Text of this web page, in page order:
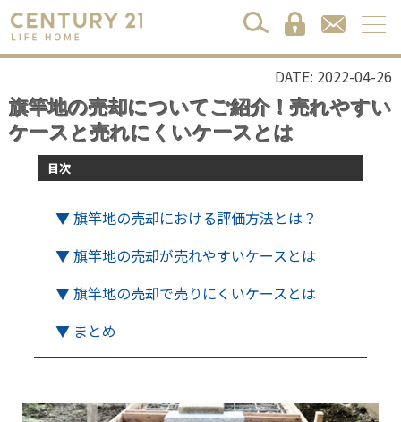
DATE: 2022-04-26
旗竿地の売却についてご紹介！売れやすい
ケースと売れにくいケースとは
目次
▼ 旗竿地の売却における評価方法とは？
▼ 旗竿地の売却が売れやすいケースとは
▼ 旗竿地の売却で売りにくいケースとは
▼ まとめ